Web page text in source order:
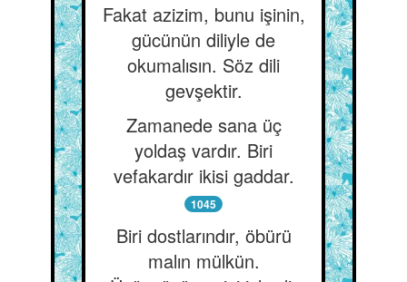
Fakat azizim, bunu işinin,
gücünün diliyle de
okumalısın. Söz dili
gevşektir.
Zamanede sana üç
yoldaş vardır. Biri
vefakardır ikisi gaddar.
1045
Biri dostlarındır, öbürü
malın mülkün.